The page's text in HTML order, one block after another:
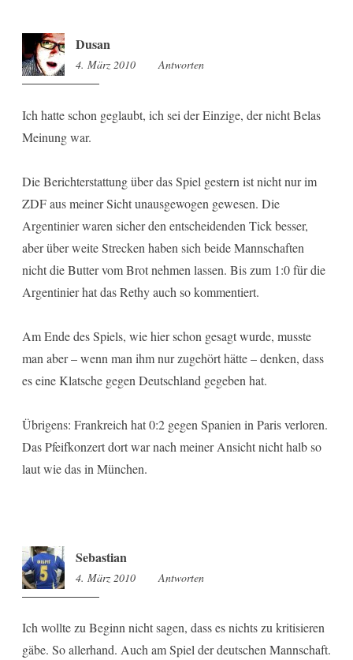
Dusan
4. März 2010 21:06
Antworten
Ich hatte schon geglaubt, ich sei der Einzige, der nicht Belas
Meinung war.
Die Berichterstattung über das Spiel gestern ist nicht nur im
ZDF aus meiner Sicht unausgewogen gewesen. Die
Argentinier waren sicher den entscheidenden Tick besser,
aber über weite Strecken haben sich beide Mannschaften
nicht die Butter vom Brot nehmen lassen. Bis zum 1:0 für die
Argentinier hat das Rethy auch so kommentiert.
Am Ende des Spiels, wie hier schon gesagt wurde, musste
man aber – wenn man ihm nur zugehört hätte – denken, dass
es eine Klatsche gegen Deutschland gegeben hat.
Übrigens: Frankreich hat 0:2 gegen Spanien in Paris verloren.
Das Pfeifkonzert dort war nach meiner Ansicht nicht halb so
laut wie das in München.
Sebastian
4. März 2010 22:10
Antworten
Ich wollte zu Beginn nicht sagen, dass es nichts zu kritisieren
gäbe. So allerhand. Auch am Spiel der deutschen Mannschaft.